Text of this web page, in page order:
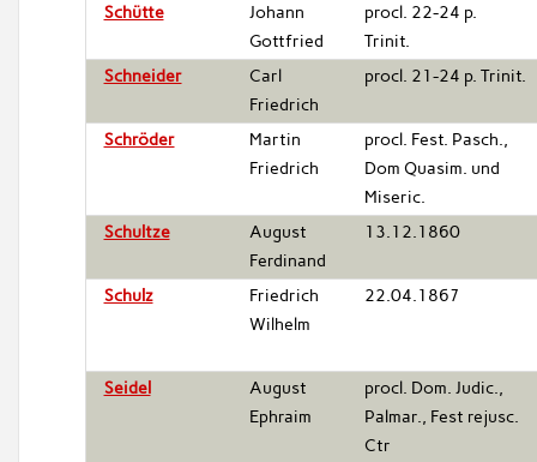
Schütte
Johann
Gottfried
procl. 22-24 p.
Trinit.
Schneider
Carl
Friedrich
procl. 21-24 p. Trinit.
Schröder
Martin
Friedrich
procl. Fest. Pasch.,
Dom Quasim. und
Miseric.
Schultze
August
Ferdinand
13.12.1860
Schulz
Friedrich
Wilhelm
22.04.1867
Seidel
August
Ephraim
procl. Dom. Judic.,
Palmar., Fest rejusc.
Ctr